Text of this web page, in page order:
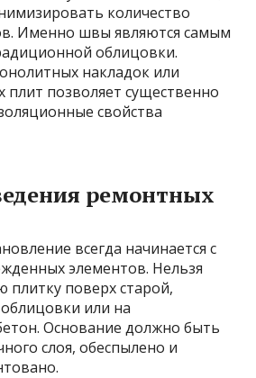
количество
Именно швы являются самым
облицовки.
накладок или
позволяет существенно
свойства
ремонтных
всегда начинается с
элементов. Нельзя
плитку поверх старой,
или на
Основание должно быть
слоя, обеспылено и